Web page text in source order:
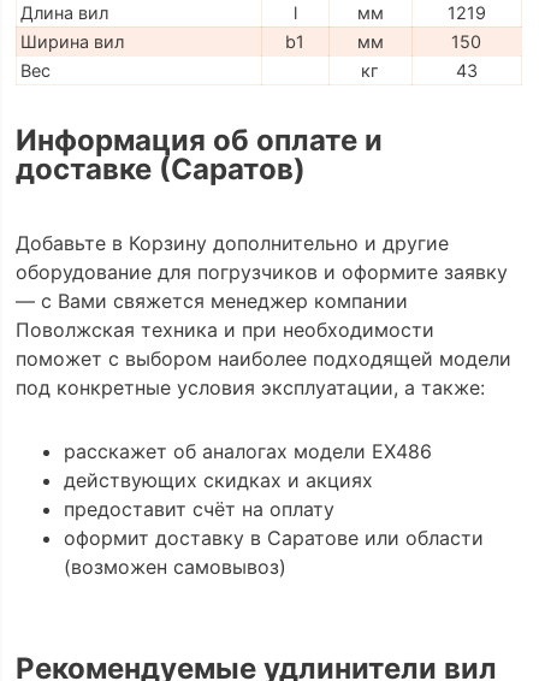
Длина вил l мм
1219
Ширина вил
b1 мм
150
Вес
кг 43
Информация об оплате и
доставке (Саратов)
Добавьте в Корзину дополнительно и другие
оборудование для погрузчиков и оформите заявку
— с Вами свяжется менеджер компании
Поволжская техника и при необходимости
поможет с выбором наиболее подходящей модели
под конкретные условия эксплуатации, а также:
расскажет об аналогах модели EX486
действующих скидках и акциях
предоставит счёт на оплату
оформит доставку в Саратове или области
(возможен самовывоз)
Рекомендуемые удлинители вил